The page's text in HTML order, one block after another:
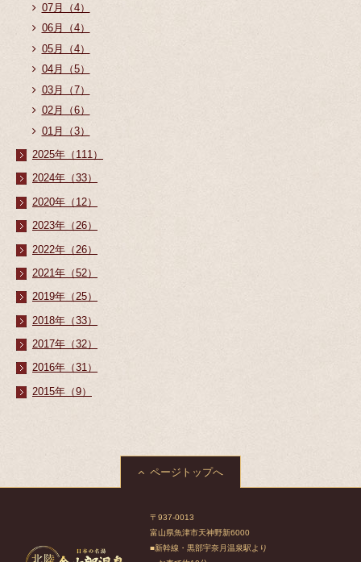
07月（4）
06月（4）
05月（4）
04月（5）
03月（7）
02月（6）
01月（3）
2025年（111）
2024年（33）
2020年（12）
2023年（26）
2022年（26）
2021年（52）
2019年（25）
2018年（33）
2017年（32）
2016年（31）
2015年（9）
ページトップへ
〒937-0013
富山県魚津市天神野新6000
■新幹線・黒部宇奈月温泉駅より